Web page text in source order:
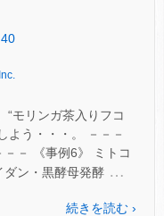
“モリンガ茶入りフコ
よう・・・。 －－－
－ 《事例6》 ミトコ
ダン・黒酵母発酵 …
続きを読む ›